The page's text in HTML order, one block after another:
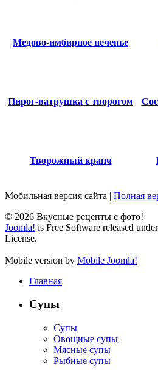
Медово-имбирное печенье
Пирог-ватрушка с творогом
Творожный кранч
Мобильная версия сайта | Полная
© 2026 Вкусные рецепты с фото!
Joomla! is Free Software released
License.
Mobile version by Mobile Joomla!
Главная
Супы
Супы
Овощные супы
Мясные супы
Рыбные супы